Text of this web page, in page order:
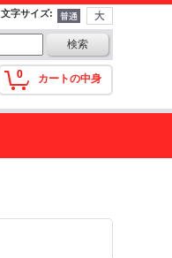
文字サイズ:
0 カートの中身